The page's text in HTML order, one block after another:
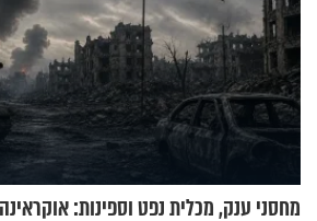
מחסני ענק, מכלית נפט וספינות: